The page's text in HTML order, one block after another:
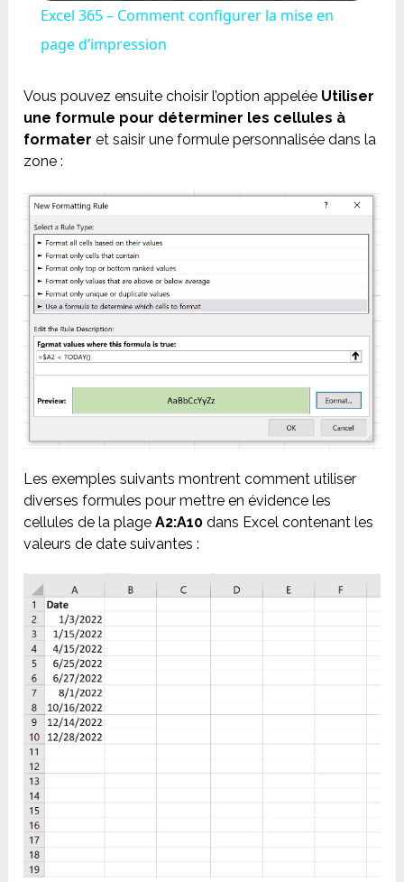
Excel 365 – Comment configurer la mise en
page d’impression
Vous pouvez ensuite choisir l’option appelée Utiliser
une formule pour déterminer les cellules à
formater et saisir une formule personnalisée dans la
zone :
Les exemples suivants montrent comment utiliser
diverses formules pour mettre en évidence les
cellules de la plageA2:A10 dans Excel contenant les
valeurs de date suivantes :